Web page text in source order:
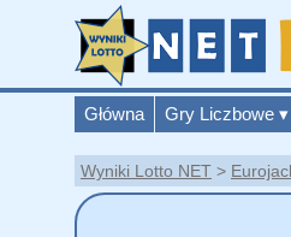
Główna Gry Liczbowe ▾
Wyniki Lotto NET